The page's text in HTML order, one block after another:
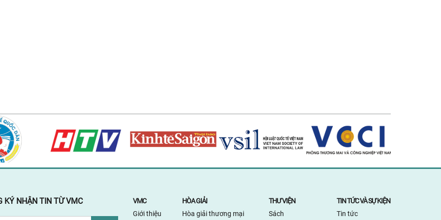
KÝ NHẬN TIN TỪ VMC
VMC
Giới thiệu
HÒA GIẢI
Hòa giải thương mại
THƯ VIỆN
Sách
TIN TỨC VÀ SỰ KIỆN
Tin tức